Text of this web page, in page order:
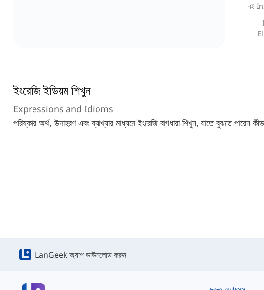
বই
ইংরেজি ইডিয়ম শিখুন
Expressions and Idioms
পরিষ্কার অর্থ, উদাহরণ এবং ব্যাখ্যার মাধ্যমে ইংরেজি বাগধারা শিখুন, যাতে বুঝতে পারেন
LanGeek অ্যাপ ডাউনলোড করুন